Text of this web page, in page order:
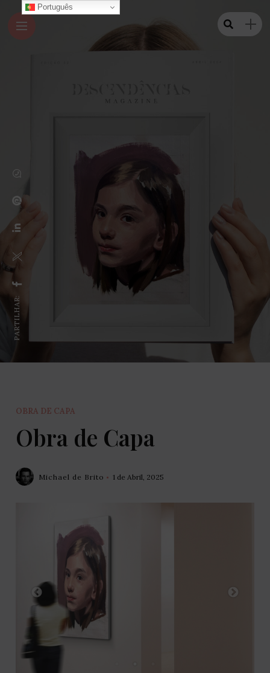
PARTILHAR:
OBRA DE CAPA
Obra de Capa
Michael de Brito 1 de Abril, 2025
Português